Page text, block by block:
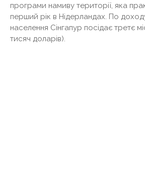
програми намиву території, яка
перший рік в Нідерландах. По
населення Сінгапур посідає третє
тисяч доларів).